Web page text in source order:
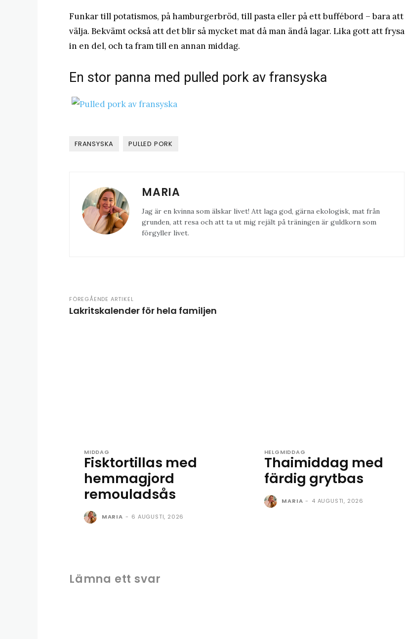
Funkar till potatismos, på hamburgerbröd, till pasta eller på ett buffébord – bara att
välja. Bekvämt också att det blir så mycket mat då man ändå lagar. Lika gott att frysa
in en del, och ta fram till en annan middag.
En stor panna med pulled pork av fransyska
FRANSYSKA PULLED PORK
MARIA
Jag är en kvinna som älskar livet! Att laga god, gärna ekologisk, mat från
grunden, att resa och att ta ut mig rejält på träningen är guldkorn som
förgyller livet.
FÖREGÅENDE ARTIKEL
Lakritskalender för hela familjen
MIDDAG
Fisktortillas med
hemmagjord
remouladsås
MARIA - 6 AUGUSTI, 2026
HELGMIDDAG
Thaimiddag med
färdig grytbas
MARIA - 4 AUGUSTI, 2026
Lämna ett svar